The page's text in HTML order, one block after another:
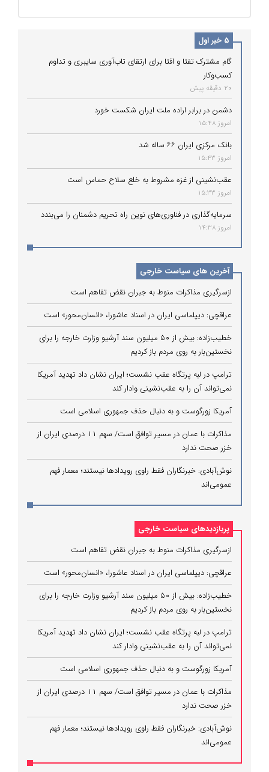
5 خبر اول
گام مشترک تفتا و افتا برای ارتقای تاب‌آوری سایبری و تداوم
کسب‌وکار
20 دقیقه پیش
دشمن در برابر اراده ملت ایران شکست خورد
امروز 15:48
بانک مرکزی ایران ۶۶ ساله شد
امروز 15:43
عقب‌نشینی از غزه مشروط به خلع سلاح حماس است
امروز 15:33
سرمایه‌گذاری در فناوری‌های نوین راه تحریم دشمنان را می‌بندد
امروز 14:38
آخرین های سیاست خارجی
ازسرگیری مذاکرات منوط به جبران نقض تفاهم است
عراقچی: دیپلماسی ایران در اسناد عاشورا، «انسان‌محور» است
خطیب‌زاده: بیش از ۵۰ میلیون سند آرشیو وزارت خارجه را برای
نخستین‌بار به روی مردم باز کردیم
ترامپ در لبه پرتگاه عقب نشست؛ ایران نشان داد تهدید آمریکا
نمی‌تواند آن را به عقب‌نشینی وادار کند
آمریکا زورگوست و به دنبال حذف جمهوری اسلامی است
مذاکرات با عمان در مسیر توافق است/ سهم ۱۱ درصدی ایران از
خزر صحت ندارد
نوش‌آبادی: خبرنگاران فقط راوی رویدادها نیستند؛ معمار فهم
عمومی‌اند
پربازدیدهای سیاست خارجی
ازسرگیری مذاکرات منوط به جبران نقض تفاهم است
عراقچی: دیپلماسی ایران در اسناد عاشورا، «انسان‌محور» است
خطیب‌زاده: بیش از ۵۰ میلیون سند آرشیو وزارت خارجه را برای
نخستین‌بار به روی مردم باز کردیم
ترامپ در لبه پرتگاه عقب نشست؛ ایران نشان داد تهدید آمریکا
نمی‌تواند آن را به عقب‌نشینی وادار کند
آمریکا زورگوست و به دنبال حذف جمهوری اسلامی است
مذاکرات با عمان در مسیر توافق است/ سهم ۱۱ درصدی ایران از
خزر صحت ندارد
نوش‌آبادی: خبرنگاران فقط راوی رویدادها نیستند؛ معمار فهم
عمومی‌اند